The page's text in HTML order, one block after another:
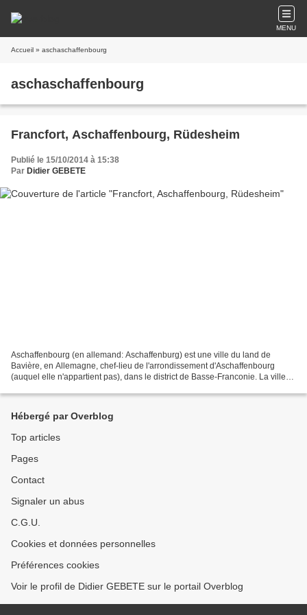
MENU
Accueil » aschaschaffenbourg
aschaschaffenbourg
Francfort, Aschaffenbourg, Rüdesheim
Publié le 15/10/2014 à 15:38
Par Didier GEBETE
Aschaffenbourg (en allemand: Aschaffenburg) est une ville du land de
Bavière, en Allemagne, chef-lieu de l'arrondissement d'Aschaffenbourg
(auquel elle n'appartient pas), dans le district de Basse-Franconie. La ville
Hébergé par Overblog
Top articles
Pages
Contact
Signaler un abus
C.G.U.
Cookies et données personnelles
Préférences cookies
Voir le profil de Didier GEBETE sur le portail Overblog